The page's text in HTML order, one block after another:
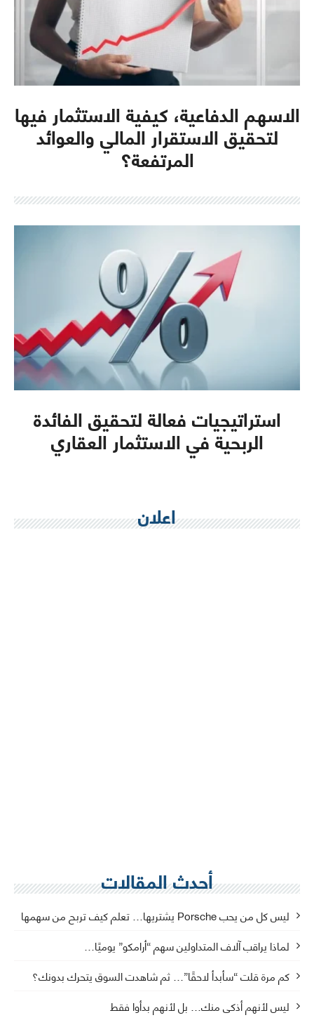
الاسهم الدفاعية، كيفية الاستثمار فيها
لتحقيق الاستقرار المالي والعوائد
المرتفعة؟
استراتيجيات فعالة لتحقيق الفائدة
الربحية في الاستثمار العقاري
اعلان
أحدث المقالات
ليس كل من يحب Porsche يشتريها… تعلم كيف تربح من سهمها
لماذا يراقب آلاف المتداولين سهم “أرامكو” يوميًا…
كم مرة قلت “سأبدأ لاحقًا”… ثم شاهدت السوق يتحرك بدونك؟
ليس لأنهم أذكى منك… بل لأنهم بدأوا فقط